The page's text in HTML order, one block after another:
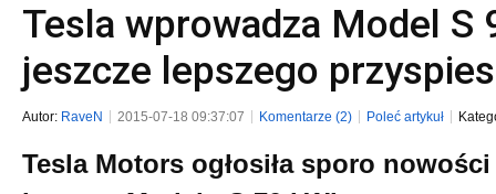
Tesla wprowadza Model S
jeszcze lepszego
Autor: RaveN 2015-07-18 09:37:07 Komentarze (2) Poleć artykuł
Tesla Motors ogłosiła sporo